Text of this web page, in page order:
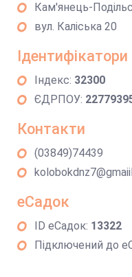
Кам'янець-
вул. Каліська 20
Ідентифікатори
Індекс: 32300
ЄДРПОУ:
Контакти
(03849)74439
еСадок
ID еСадок: 13322
Підключений до